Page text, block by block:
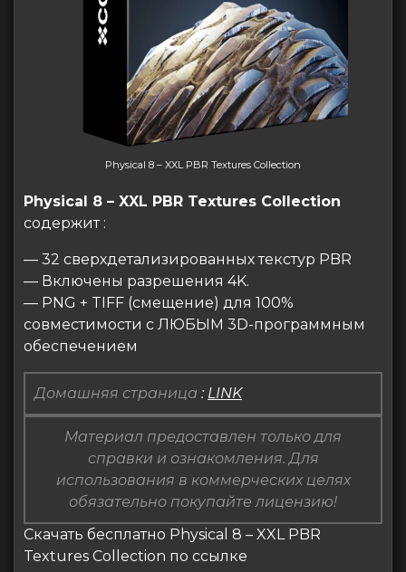
Physical 8 – XXL PBR Textures Collection
Physical 8 – XXL PBR Textures Collection
содержит :
— 32 сверхдетализированных текстур PBR
— Включены разрешения 4K.
— PNG + TIFF (смещение) для 100%
совместимости с ЛЮБЫМ 3D-программным
обеспечением
Домашняя страница : LINK
Материал предоставлен только для
справки и ознакомления. Для
использования в коммерческих целях
обязательно покупайте лицензию!
Скачать бесплатно Physical 8 – XXL PBR
Textures Collection по ссылке